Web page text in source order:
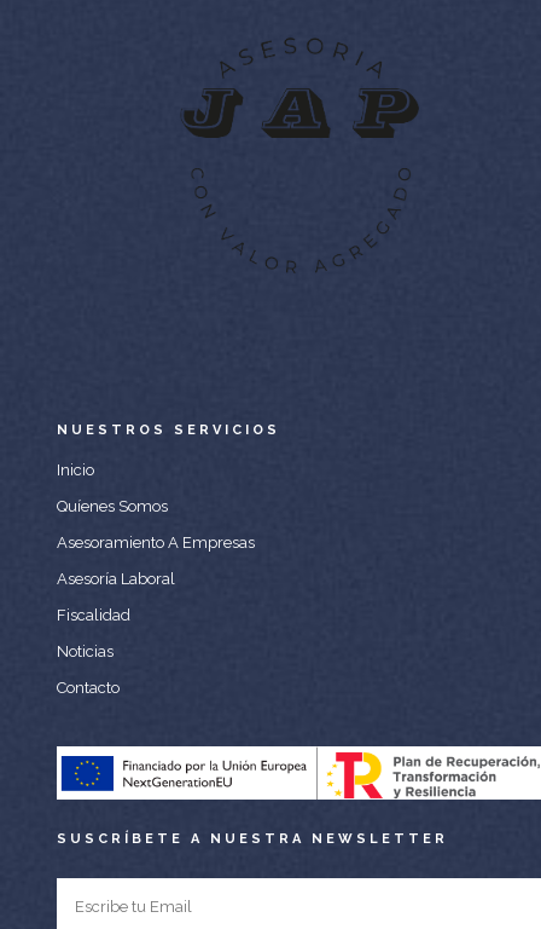
NUESTROS SERVICIOS
Inicio
Quíenes Somos
Asesoramiento A Empresas
Asesoría Laboral
Fiscalidad
Noticias
Contacto
SUSCRÍBETE A NUESTRA NEWSLETTER